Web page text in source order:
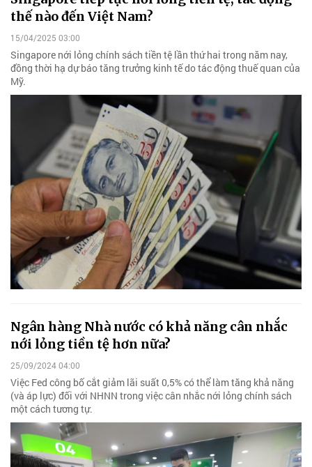
thế nào đến Việt Nam?
15/04/2025 03:00
Singapore nới lỏng chính sách tiền tệ lần thứ hai trong năm nay,
đồng thời hạ dự báo tăng trưởng kinh tế do tác động thuế quan của
Mỹ.
Ngân hàng Nhà nước có khả năng cân nhắc
nới lỏng tiền tệ hơn nữa?
25/09/2024 04:00
Việc Fed công bố cắt giảm lãi suất 0,5% có thể làm tăng khả năng
(và áp lực) đối với NHNN trong việc cân nhắc nới lỏng chính sách
một cách tương tự.